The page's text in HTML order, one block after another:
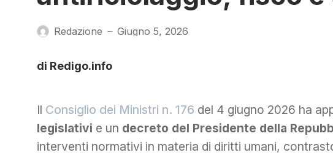
Redazione — Giugno 5, 2026
di Redigo.info
Il Consiglio dei Ministri n. 176 del 4 giugno 2026 ha
legislativi e un decreto del Presidente della
interventi normativi in materia di diritti umani,